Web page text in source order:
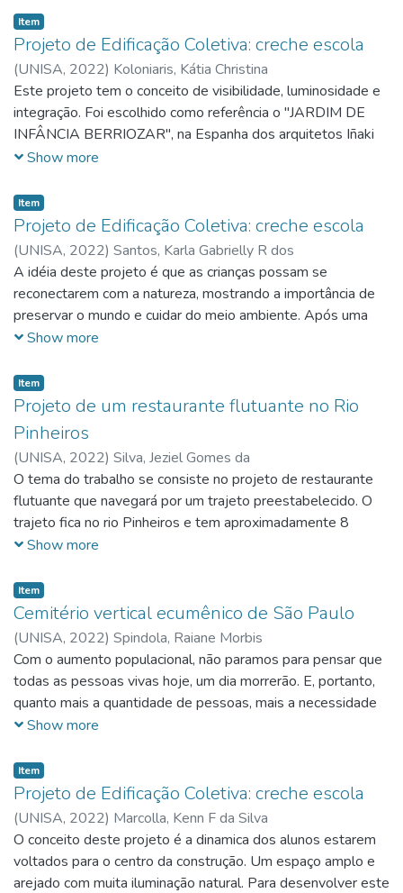
Item
Projeto de Edificação Coletiva: creche escola
(UNISA, 2022) Koloniaris, Kátia Christina
Este projeto tem o conceito de visibilidade, luminosidade e
integração. Foi escolhido como referência o "JARDIM DE
INFÂNCIA BERRIOZAR", na Espanha dos arquitetos Iñaki
Bergera, Iñigo Berguiristain e Javier Larraz. O partido
vidro aproveitando toda iluminação e ventilação natural e
unindo a área interna com a externa, proporcionando
integração com as áreas do jardim, usando a disposição da
construção com a área livre no meio para também aproveitar
ao máximo a iluminação, ventilação e integração nas áreas
Show more
Item
Projeto de Edificação Coletiva: creche escola
(UNISA, 2022) Santos, Karla Gabrielly R dos
A idéia deste projeto é que as crianças possam se
reconectarem com a natureza, mostrando a importância de
preservar o mundo e cuidar do meio ambiente. Após uma
breve pesquisa, foi encontrado uma empresa chamada Athie
projetos, trazendo a natureza de fora para dentro dos
ambientes conectando o natural em meio ao uma edificação
de pedra, onde os ambientes trazem detalhes simples, mas
altamente significativos.
Show more
Item
Projeto de um restaurante flutuante no Rio
Pinheiros
(UNISA, 2022) Silva, Jeziel Gomes da
O tema do trabalho se consiste no projeto de restaurante
flutuante que navegará por um trajeto preestabelecido. O
trajeto fica no rio Pinheiros e tem aproximadamente 8
quilómetros de comprimento, começando da estação Santo
esse projeto, será considerado que o rio esteja despoluído,
graças ao programa Nova Rio Pinheiros.
Show more
Item
Cemitério vertical ecumênico de São Paulo
(UNISA, 2022) Spindola, Raiane Morbis
Com o aumento populacional, não paramos para pensar que
todas as pessoas vivas hoje, um dia morrerão. E, portanto,
quanto mais a quantidade de pessoas, mais a necessidade
de áreas para sepultamento. E quanto mais cemitérios, mais
uma alternativa muito mais prática, econômica e ecológica:
cemitérios verticais.
Show more
Item
Projeto de Edificação Coletiva: creche escola
(UNISA, 2022) Marcolla, Kenn F da Silva
O conceito deste projeto é a dinamica dos alunos estarem
voltados para o centro da construção. Um espaço amplo e
arejado com muita iluminação natural. Para desenvolver este